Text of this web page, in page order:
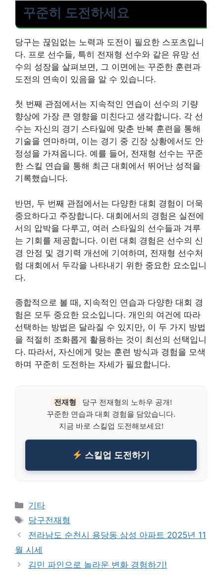
꾸준히 도전하세요
당구는 끊임없는 노력과 도전이 필요한 스포츠입니
다. 프로 선수들, 특히 전재형 선수와 같은 유망 선
수의 성장을 살펴보면, 그 이면에는 꾸준한 훈련과
도전의 연속이 있음을 알 수 있습니다.
첫 번째 관점에서는 지속적인 연습이 선수의 기량
향상에 가장 큰 영향을 미친다고 생각합니다. 각 선
수는 자신의 경기 스타일에 맞춘 반복 훈련을 통해
기술을 연마하며, 이는 경기 중 긴장 상황에서도 안
정성을 가져옵니다. 예를 들어, 전재형 선수는 꾸준
한 스킬 연습을 통해 최근 대회에서 뛰어난 성적을
기록했습니다.
반면, 두 번째 관점에서는 다양한 대회 경험이 더욱
중요하다고 주장합니다. 대회에서의 경험은 실전에
서의 압박을 다루고, 여러 스타일의 선수들과 겨루
는 기회를 제공합니다. 이런 대회 경험은 선수의 신
경 안정 및 경기력 개선에 기여하며, 전재형 선수처
럼 대회에서 두각을 나타내기 위한 중요한 요소입니
다.
종합적으로 볼 때, 지속적인 연습과 다양한 대회 경
험은 모두 중요한 요소입니다. 개인의 여건에 따라
선택하는 방법은 달라질 수 있지만, 이 두 가지 방법
을 적절히 조화롭게 활용하는 것이 최선의 선택입니
다. 따라서, 자신에게 맞는 훈련 방식과 경험을 모색
하며 꾸준히 도전하는 자세가 필요합니다.
전재형
당구 전재형의 노하우 공개!
꾸준한 연습과 대회 경험을 담았습니다.
지금 바로 스킬업 도전해보세요!
스킬업 도전하기
Categories
기타
Tags
당구전재형
전라남도 순천시 용당동 삼성 아파트 2025년 11
월 시세
김민 파인으로 놀라운 변화 경험하기!